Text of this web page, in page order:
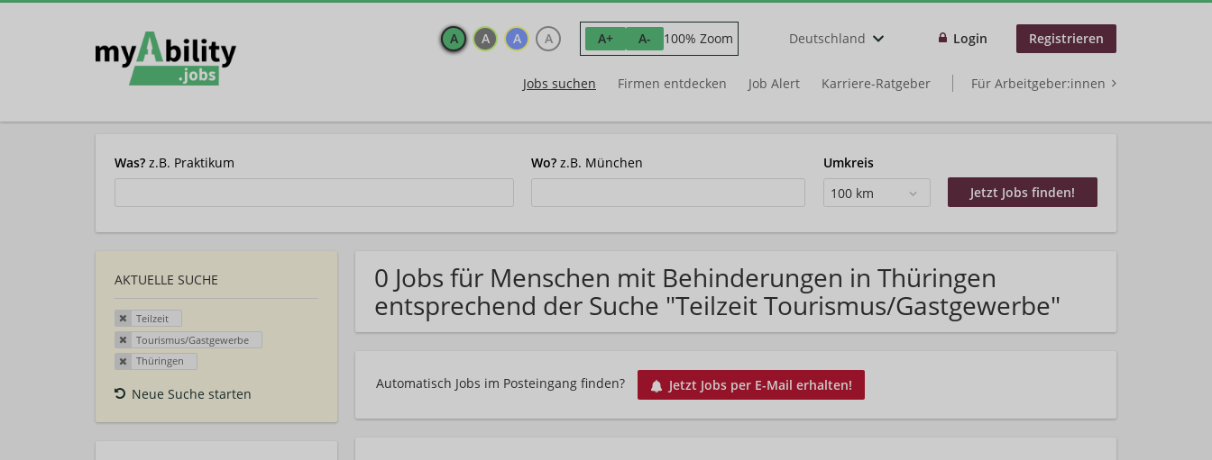
A A A A A+ A- 100% Zoom Deutschland Login Registrieren
Jobs suchen Firmen entdecken Job Alert Karriere-Ratgeber Für Arbeitgeber:innen
Was? z.B. Praktikum Wo? z.B. München
Umkreis
100 km
AKTUELLE SUCHE
Teilzeit
Tourismus/Gastgewerbe
Thüringen
Neue Suche starten
0 Jobs für Menschen mit Behinderungen in Thüringen
entsprechend der Suche "Teilzeit Tourismus/Gastgewerbe"
Automatisch Jobs im Posteingang finden? Jetzt Jobs per E-Mail erhalten!